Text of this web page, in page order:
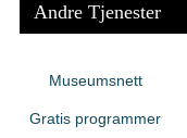
Andre Tjenester
Museumsnett
Gratis programmer